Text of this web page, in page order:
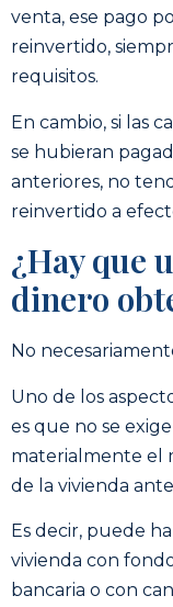
venta, ese pago
reinvertido,
requisitos.
En cambio, si las
se hubieran
anteriores, no
reinvertido a
¿Hay que
dinero
No
Uno de los
es que no se
materialmente el
de la vivienda
Es decir, puede
vivienda con
bancaria o con